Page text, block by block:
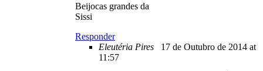
Beijocas grandes da
Sissi
Responder
Eleutéria Pires
17 de Outubro de 2014 at
11:57